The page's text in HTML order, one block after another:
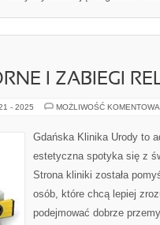
I ZABIEGI
- 2025 MOŻLIWOŚĆ
Gdańska Klinika Urody to
estetyczna spotyka się z
Strona kliniki została
osób, które chcą lepiej
podejmować dobrze